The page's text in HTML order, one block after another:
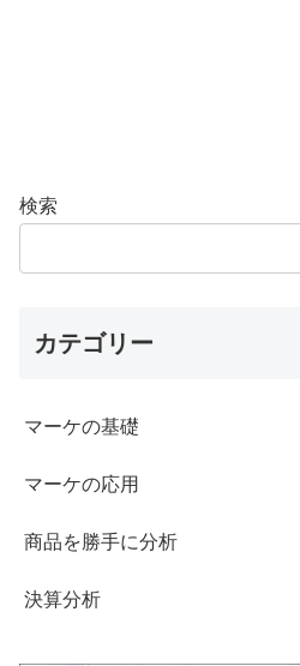
検索
カテゴリー
マーケの基礎
マーケの応用
商品を勝手に分析
決算分析